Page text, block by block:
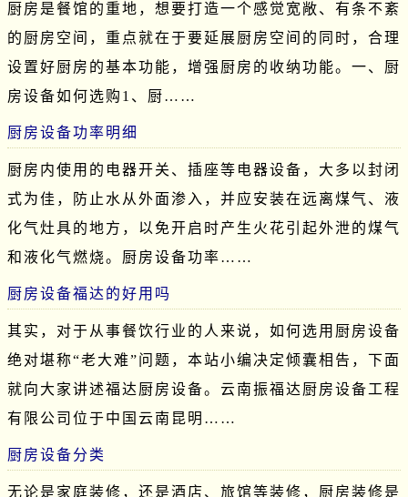
厨房是餐馆的重地，想要打造一个感觉宽敞、有条不紊
的厨房空间，重点就在于要延展厨房空间的同时，合理
设置好厨房的基本功能，增强厨房的收纳功能。一、厨
房设备如何选购1、厨……
厨房设备功率明细
厨房内使用的电器开关、插座等电器设备，大多以封闭
式为佳，防止水从外面渗入，并应安装在远离煤气、液
化气灶具的地方，以免开启时产生火花引起外泄的煤气
和液化气燃烧。厨房设备功率……
厨房设备福达的好用吗
其实，对于从事餐饮行业的人来说，如何选用厨房设备
绝对堪称“老大难”问题，本站小编决定倾囊相告，下面
就向大家讲述福达厨房设备。云南振福达厨房设备工程
有限公司位于中国云南昆明……
厨房设备分类
无论是家庭装修，还是酒店、旅馆等装修，厨房装修是